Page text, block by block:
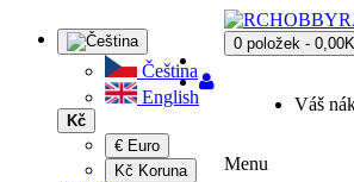
Čeština
English
Kč
€ Euro
Kč Koruna
0 položek -
Váš
Menu